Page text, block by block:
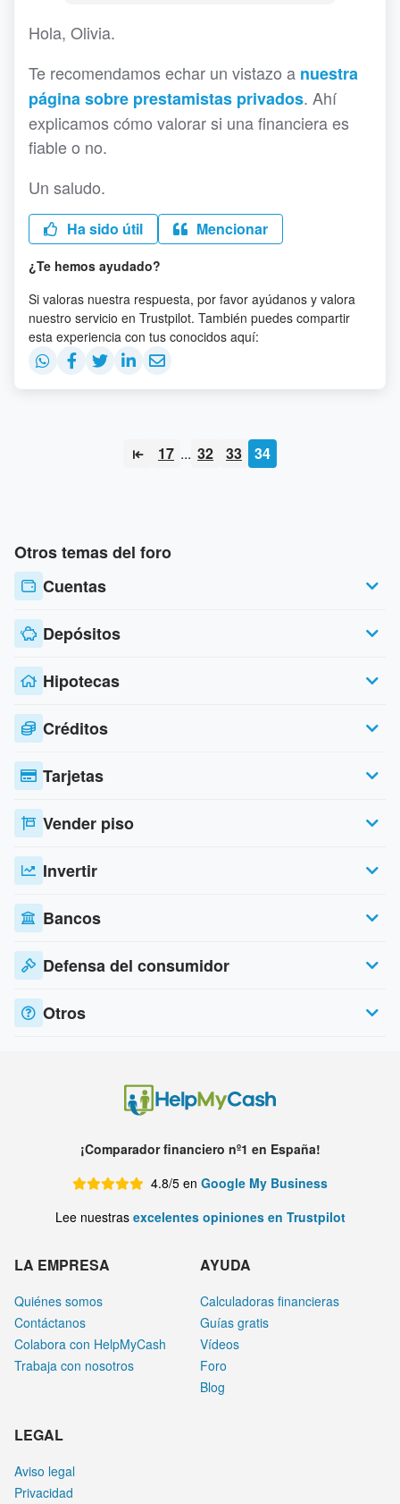
Hola, Olivia.
Te recomendamos echar un vistazo a nuestra
página sobre prestamistas privados. Ahí
explicamos cómo valorar si una financiera es
fiable o no.
Un saludo.
Ha sido útil Mencionar
¿Te hemos ayudado?
Si valoras nuestra respuesta, por favor ayúdanos y valora
nuestro servicio en Trustpilot. También puedes compartir
esta experiencia con tus conocidos aquí:
17 ... 32 33 34
Otros temas del foro
Cuentas
Depósitos
Hipotecas
Créditos
Tarjetas
Vender piso
Invertir
Bancos
Defensa del consumidor
Otros
¡Comparador financiero nº1 en España!
4.8/5 en Google My Business
Lee nuestras excelentes opiniones en Trustpilot
LA EMPRESA
Quiénes somos
Contáctanos
Colabora con HelpMyCash
Trabaja con nosotros
AYUDA
Calculadoras financieras
Guías gratis
Vídeos
Foro
Blog
LEGAL
Aviso legal
Privacidad